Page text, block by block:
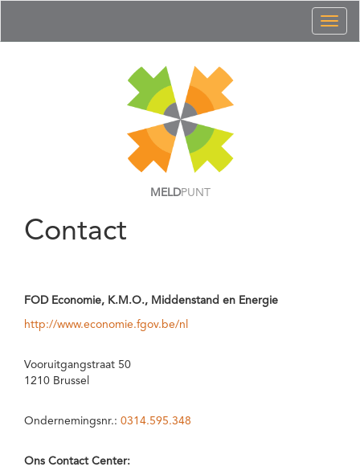
MELDPUNT
Contact
FOD Economie, K.M.O., Middenstand en Energie
http://www.economie.fgov.be/nl
Vooruitgangstraat 50
1210 Brussel
Ondernemingsnr.: 0314.595.348
Ons Contact Center: